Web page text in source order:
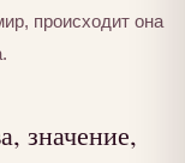
происходит она
значение,